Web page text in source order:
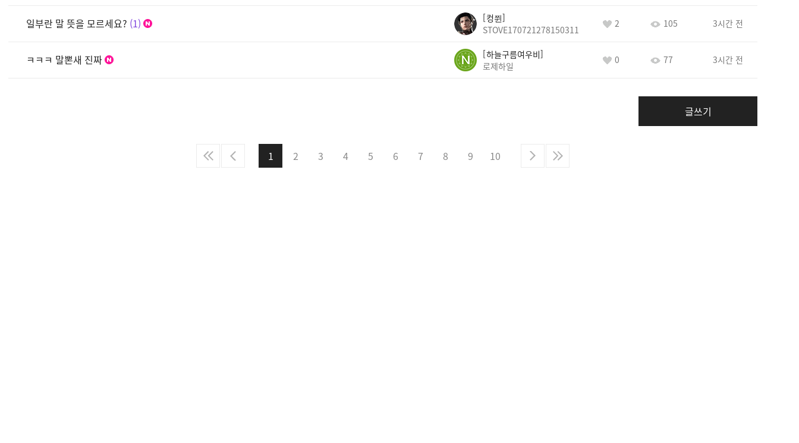
일부란 말 뜻을 모르세요? 1
컹쮠
STOVE170721278150311
2 105 3시간 전
ㅋㅋㅋ 말뽄새 진짜
하늘구름여우비
로제하일
0 77 3시간 전
글쓰기
1 2 3 4 5 6 7 8 9 10